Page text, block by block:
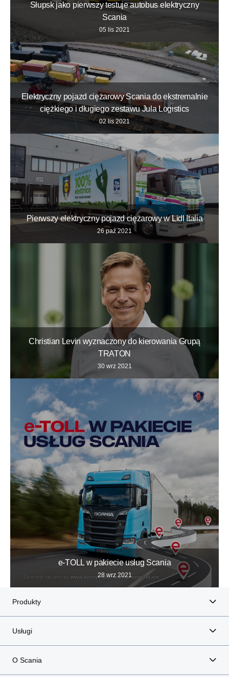
Słupsk jako pierwszy testuje autobus elektryczny
Scania
05 lis 2021
Elektryczny pojazd ciężarowy Scania do ekstremalnie
ciężkiego i długiego zestawu Jula Logistics
02 lis 2021
Pierwszy elektryczny pojazd ciężarowy w Lidl Italia
26 paź 2021
Christian Levin wyznaczony do kierowania Grupą
TRATON
30 wrz 2021
e-TOLL w pakiecie usług Scania
28 wrz 2021
Produkty
Usługi
O Scania